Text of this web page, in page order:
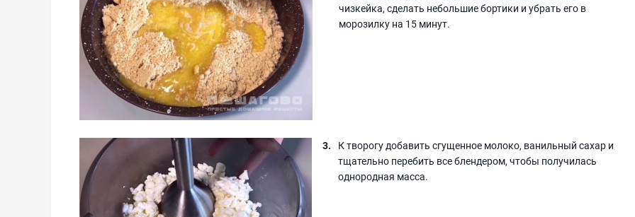
чизкейка, сделать небольшие бортики и убрать его в
морозилку на 15 минут.
К творогу добавить сгущенное молоко, ванильный сахар и
тщательно перебить все блендером, чтобы получилась
однородная масса.